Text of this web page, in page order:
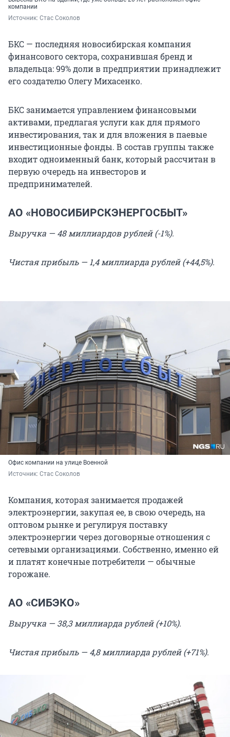
компании
Источник: Стас Соколов
БКС — последняя новосибирская компания
финансового сектора, сохранившая бренд и
владельца: 99% доли в предприятии принадлежит
его создателю Олегу Михасенко.
БКС занимается управлением финансовыми
активами, предлагая услуги как для прямого
инвестирования, так и для вложения в паевые
инвестиционные фонды. В состав группы также
входит одноименный банк, который рассчитан в
первую очередь на инвесторов и
предпринимателей.
АО «НОВОСИБИРСКЭНЕРГОСБЫТ»
Выручка — 48 миллиардов рублей (-1%).
Чистая прибыль — 1,4 миллиарда рублей (+44,5%).
Офис компании на улице Военной
Источник: Стас Соколов
Компания, которая занимается продажей
электроэнергии, закупая ее, в свою очередь, на
оптовом рынке и регулируя поставку
электроэнергии через договорные отношения с
сетевыми организациями. Собственно, именно ей
и платят конечные потребители — обычные
горожане.
АО «СИБЭКО»
Выручка — 38,3 миллиарда рублей (+10%).
Чистая прибыль — 4,8 миллиарда рублей (+71%).